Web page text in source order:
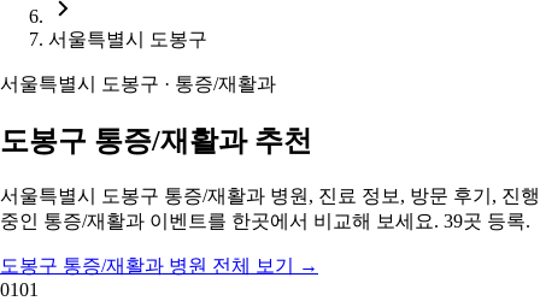
서울특별시 도봉구
서울특별시 도봉구 · 통증/재활과
도봉구 통증/재활과 추천
서울특별시 도봉구 통증/재활과 병원, 진료 정보, 방문 후기, 진행
중인 통증/재활과 이벤트를 한곳에서 비교해 보세요. 39곳 등록.
도봉구 통증/재활과 병원 전체 보기
→
0101